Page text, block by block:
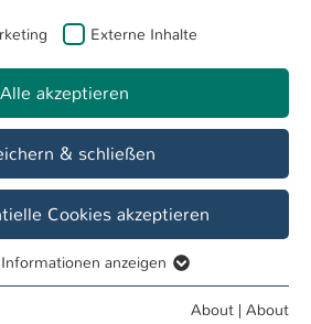
Studierende
Externe Inhalte
Alle akzeptieren
& schließen
Cookies akzeptieren
für grundlegende Funktionen
anzeigen
About | About